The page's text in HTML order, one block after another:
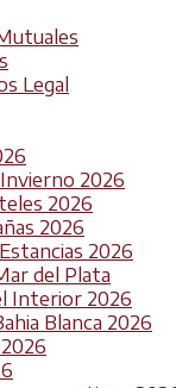
Legal
2026
2026
2026
2026
del Plata
Interior 2026
Blanca 2026